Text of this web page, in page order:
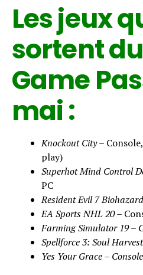
Les jeux
sortent
Game
mai :
Knockout City –
play)
Superhot Mind Control
PC
Resident Evil 7
EA Sports NHL 20–
Farming Simulator 19–
Spellforce 3: Soul Harvest
Yes Your Grace–